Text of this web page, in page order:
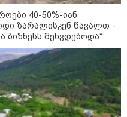
08-2026
კანონიკიდან
მართებულად
რომ ადამიანის
ტაძრიდან არ მოხდეს,
ისეთი
უნდა ავუხსნათ,
არ დაიბადოს" -
სიდონია
40-50%-იან
ზარალისკენ წავალთ -
ბიზნესს შეხვდებოდა“